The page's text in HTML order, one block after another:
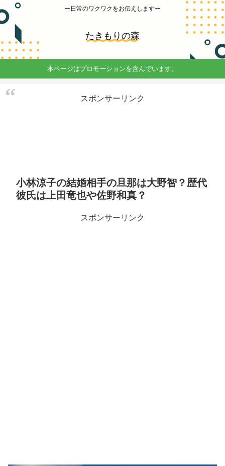
ー日常のワクワクをお伝えしますー
たきもりの森
本ページはプロモーションを含んでいます。
スポンサーリンク
小林涼子の結婚相手の旦那は大野智？歴代
彼氏は上田竜也や佐野和真？
スポンサーリンク